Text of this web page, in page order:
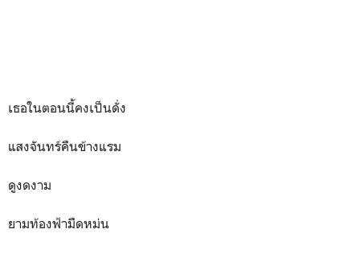
เธอในตอนนี้คงเป็นดั่ง
แสงจันทร์คืนข้างแรม
ดูงดงาม
ยามท้องฟ้ามืดหม่น